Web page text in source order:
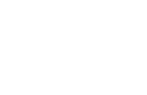
Hallan con vida al
secuestrado en